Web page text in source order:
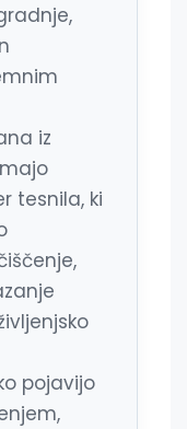
iz
tesnila, ki
pojavijo